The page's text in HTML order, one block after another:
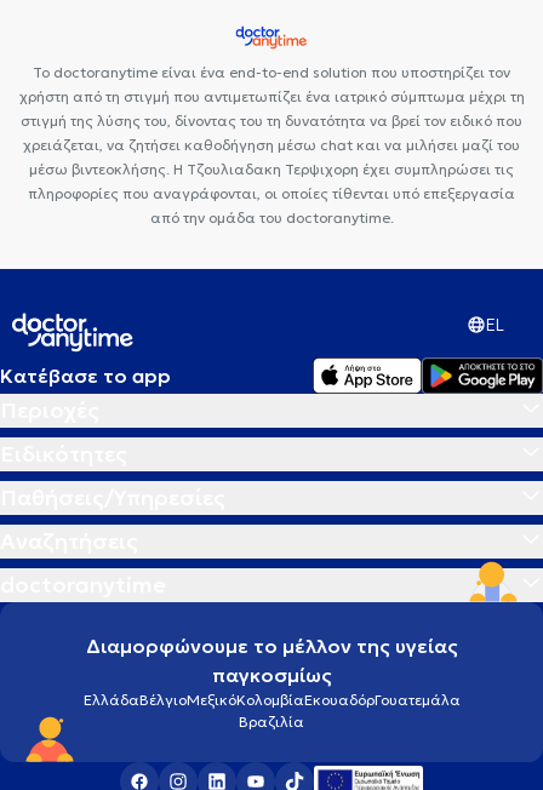
επαγγελματικού προσανατολισμού
Το doctoranytime είναι ένα end-to-end solution που υποστηρίζει τον
χρήστη από τη στιγμή που αντιμετωπίζει ένα ιατρικό σύμπτωμα μέχρι τη
στιγμή της λύσης του, δίνοντας του τη δυνατότητα να βρεί τον ειδικό που
χρειάζεται, να ζητήσει καθοδήγηση μέσω chat και να μιλήσει μαζί του
μέσω βιντεοκλήσης. Η Τζουλιαδακη Τερψιχορη έχει συμπληρώσει τις
πληροφορίες που αναγράφονται, οι οποίες τίθενται υπό επεξεργασία
από την ομάδα του doctoranytime.
EL
Κατέβασε το app
Διαμορφώνουμε το μέλλον της υγείας
παγκοσμίως
ΕλλάδαΒέλγιοΜεξικόΚολομβίαΕκουαδόρΓουατεμάλα
Βραζιλία